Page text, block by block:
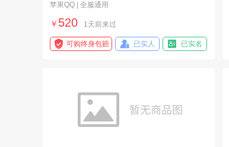
苹果QQ | 全服通用
￥ 520 1天前来过
可购终身包赔 已实人 已实名